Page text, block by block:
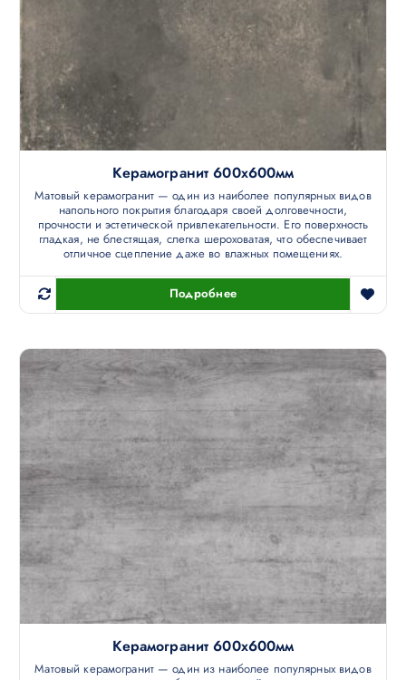
Керамогранит 600х600мм
Матовый керамогранит — один из наиболее популярных видов
напольного покрытия благодаря своей долговечности,
прочности и эстетической привлекательности. Его поверхность
гладкая, не блестящая, слегка шероховатая, что обеспечивает
отличное сцепление даже во влажных помещениях.
Подробнее
Керамогранит 600х600мм
Матовый керамогранит — один из наиболее популярных видов